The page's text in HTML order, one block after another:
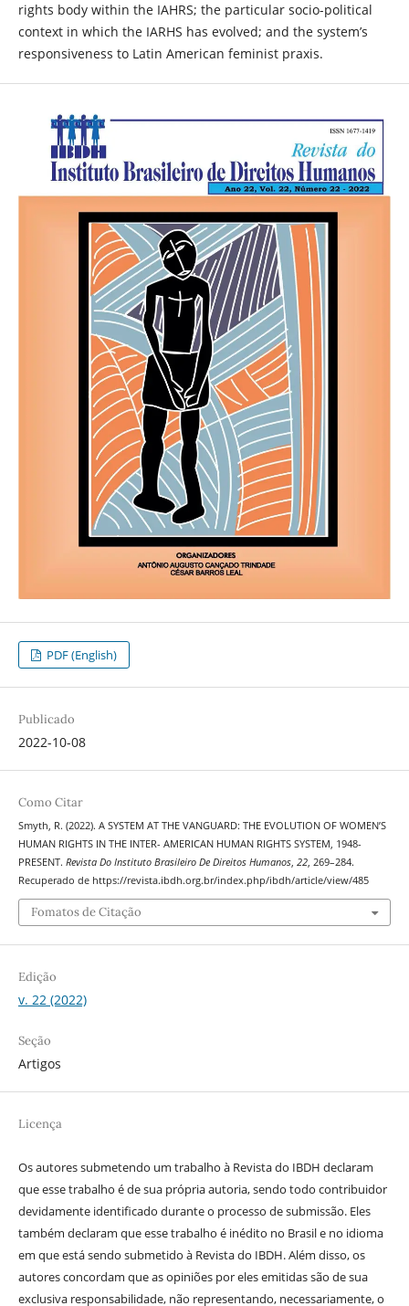
rights body within the IAHRS; the particular socio-political
context in which the IARHS has evolved; and the system’s
responsiveness to Latin American feminist praxis.
PDF (English)
Publicado
2022-10-08
Como Citar
Smyth, R. (2022). A SYSTEM AT THE VANGUARD: THE EVOLUTION OF WOMEN’S
HUMAN RIGHTS IN THE INTER- AMERICAN HUMAN RIGHTS SYSTEM, 1948-
PRESENT. Revista Do Instituto Brasileiro De Direitos Humanos, 22, 269–284.
Recuperado de https://revista.ibdh.org.br/index.php/ibdh/article/view/485
Fomatos de Citação
Edição
v. 22 (2022)
Seção
Artigos
Licença
Os autores submetendo um trabalho à Revista do IBDH declaram
que esse trabalho é de sua própria autoria, sendo todo contribuidor
devidamente identificado durante o processo de submissão. Eles
também declaram que esse trabalho é inédito no Brasil e no idioma
em que está sendo submetido à Revista do IBDH. Além disso, os
autores concordam que as opiniões por eles emitidas são de sua
exclusiva responsabilidade, não representando, necessariamente, o